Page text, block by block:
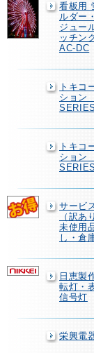
看板用
ルダー
ジュー
ッチン
AC-DC
トキコ
ショ
SERIES
トキコ
ション
SERIES
サービ
（訳あ
未使用
し・倉
日恵製
転灯・
信号灯
栄興電